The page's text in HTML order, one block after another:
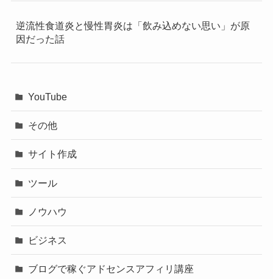
逆流性食道炎と慢性胃炎は「飲み込めない思い」が原
因だった話
YouTube
その他
サイト作成
ツール
ノウハウ
ビジネス
ブログで稼ぐアドセンスアフィリ講座